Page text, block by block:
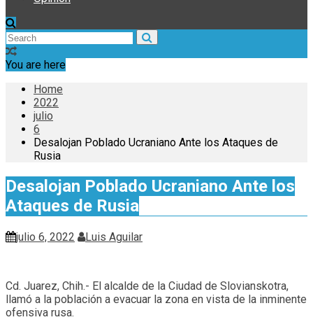
You are here
Home
2022
julio
6
Desalojan Poblado Ucraniano Ante los Ataques de
Rusia
Desalojan Poblado Ucraniano Ante los
Ataques de Rusia
julio 6, 2022 Luis Aguilar
Cd. Juarez, Chih.- El alcalde de la Ciudad de Slovianskotra,
llamó a la población a evacuar la zona en vista de la inminente
ofensiva rusa.